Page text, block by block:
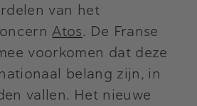
van het
Atos. De Franse
voorkomen dat deze
belang zijn, in
vallen. Het nieuwe